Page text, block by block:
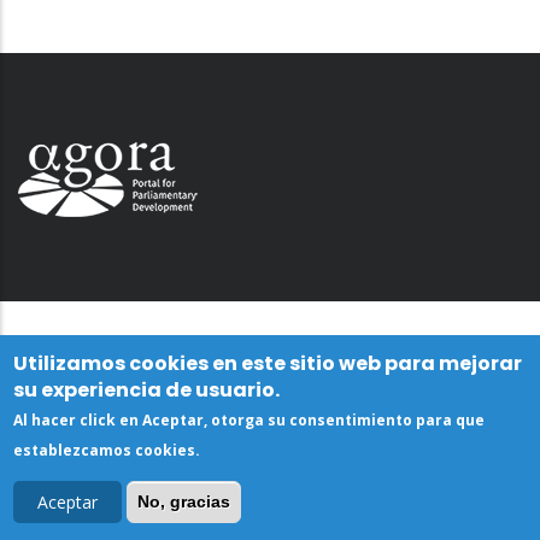
Utilizamos cookies en este sitio web para mejorar
su experiencia de usuario.
Al hacer click en Aceptar, otorga su consentimiento para que
establezcamos cookies.
Aceptar No, gracias